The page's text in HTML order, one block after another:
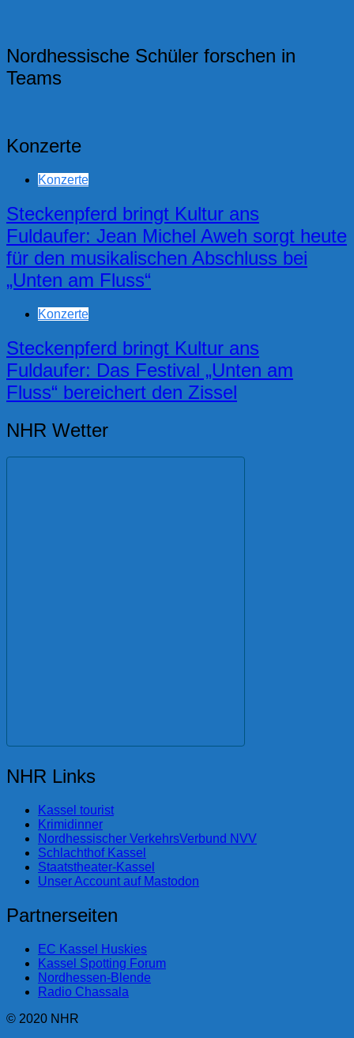
Nordhessische Schüler forschen in
Teams
Konzerte
Konzerte
Steckenpferd bringt Kultur ans
Fuldaufer: Jean Michel Aweh sorgt heute
für den musikalischen Abschluss bei
„Unten am Fluss“
Konzerte
Steckenpferd bringt Kultur ans
Fuldaufer: Das Festival „Unten am
Fluss“ bereichert den Zissel
NHR Wetter
NHR Links
Kassel tourist
Krimidinner
Nordhessischer VerkehrsVerbund NVV
Schlachthof Kassel
Staatstheater-Kassel
Unser Account auf Mastodon
Partnerseiten
EC Kassel Huskies
Kassel Spotting Forum
Nordhessen-Blende
Radio Chassala
© 2020 NHR